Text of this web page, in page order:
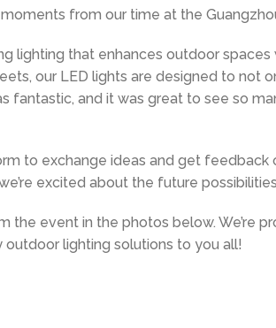
from our time at the
lighting that enhances outdoor
, our LED lights are designed to not
fantastic, and it was great to see so
to exchange ideas and get feedback
excited about the future possibilities
the event in the photos below. We’re
outdoor lighting solutions to you all!